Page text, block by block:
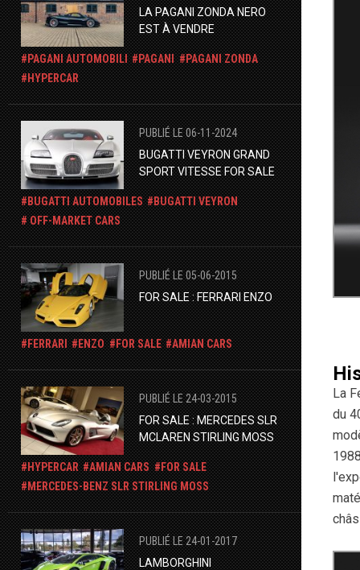
LA PAGANI ZONDA NERO
EST À VENDRE
PAGANI AUTOMOBILI PAGANI
PAGANI ZONDA
HYPERCAR
PUBLIÉ LE 06-11-2024
BUGATTI VEYRON GRAND
SPORT VITESSE FOR SALE
BUGATTI AUTOMOBILES
BUGATTI VEYRON
OFF-MARKET CARS
PUBLIÉ LE 05-06-2015
FOR SALE : FERRARI ENZO
FERRARI ENZO FOR SALE AMIAN CARS
PUBLIÉ LE 24-03-2015
FOR SALE : MERCEDES SLR
MCLAREN STIRLING MOSS
HYPERCAR AMIAN CARS
FOR SALE
​MERCEDES-BENZ SLR STIRLING MOSS
PUBLIÉ LE 24-01-2017
LAMBORGHINI
La
du